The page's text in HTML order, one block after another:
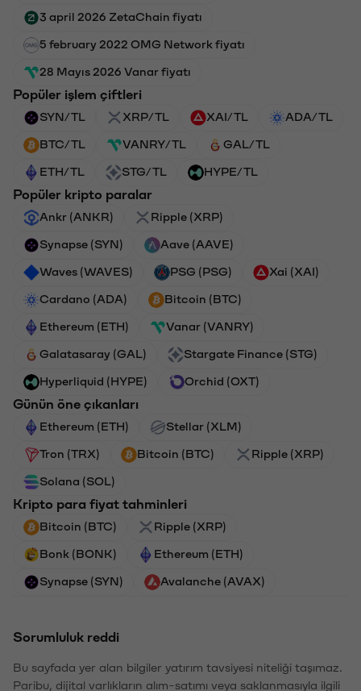
3 april 2026 ZetaChain fiyatı
5 february 2022 OMG Network fiyatı
28 Mayıs 2026 Vanar fiyatı
Popüler işlem çiftleri
SYN/TL XRP/TL XAI/TL ADA/TL
BTC/TL VANRY/TL GAL/TL
ETH/TL STG/TL HYPE/TL
Popüler kripto paralar
Ankr (ANKR) Ripple (XRP)
Synapse (SYN) Aave (AAVE)
Waves (WAVES) PSG (PSG) Xai (XAI)
Cardano (ADA) Bitcoin (BTC)
Ethereum (ETH) Vanar (VANRY)
Galatasaray (GAL) Stargate Finance (STG)
Hyperliquid (HYPE) Orchid (OXT)
Günün öne çıkanları
Ethereum (ETH) Stellar (XLM)
Tron (TRX) Bitcoin (BTC) Ripple (XRP)
Solana (SOL)
Kripto para fiyat tahminleri
Bitcoin (BTC) Ripple (XRP)
Bonk (BONK) Ethereum (ETH)
Synapse (SYN) Avalanche (AVAX)
Sorumluluk reddi
Bu sayfada yer alan bilgiler yatırım tavsiyesi niteliği taşımaz.
Paribu, dijital varlıkların alım-satımı veya saklanmasıyla ilgili